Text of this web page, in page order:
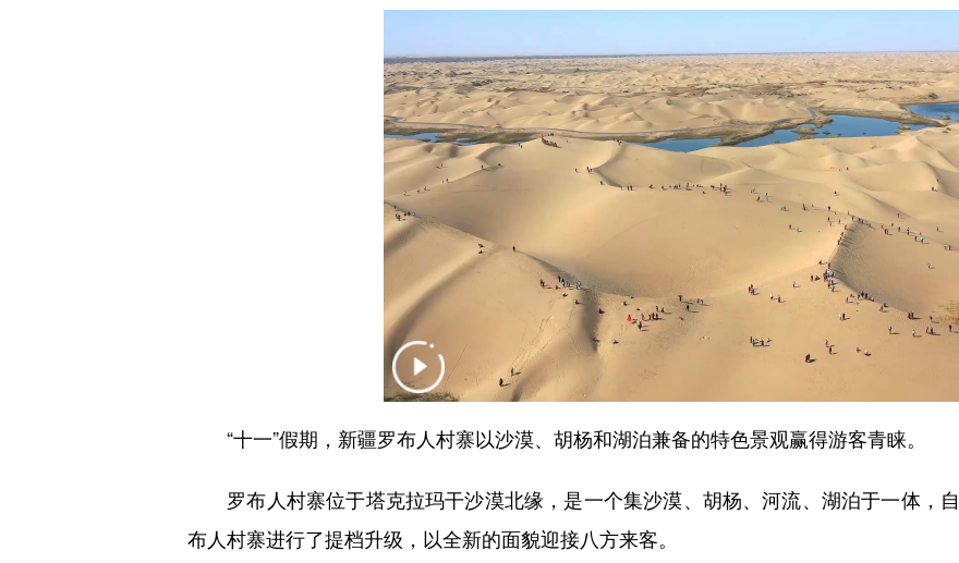
“十一”假期，新疆罗布人村寨以沙漠、胡杨和湖泊兼备的特色景观赢得游客青睐。
罗布人村寨位于塔克拉玛干沙漠北缘，是一个集沙漠、胡杨、河流、湖泊于一体，
布人村寨进行了提档升级，以全新的面貌迎接八方来客。